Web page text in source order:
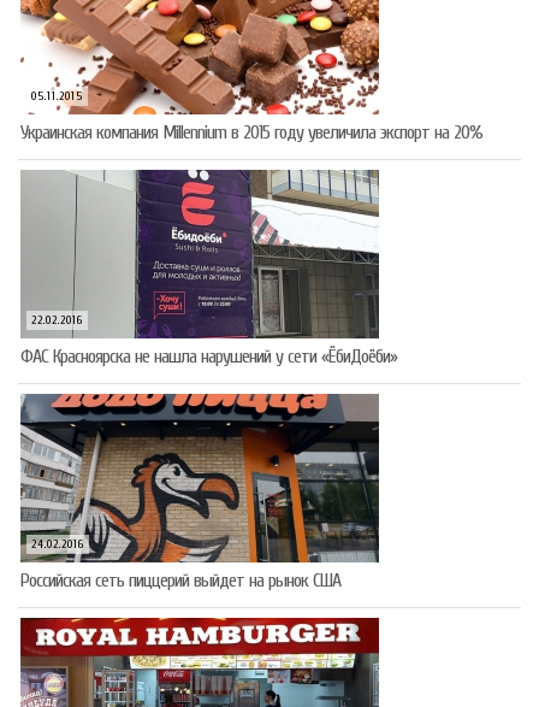
05.11.2015
Украинская компания Millennium в 2015 году увеличила экспорт на 20%
22.02.2016
ФАС Красноярска не нашла нарушений у сети «ЁбиДоёби»
24.02.2016
Российская сеть пиццерий выйдет на рынок США